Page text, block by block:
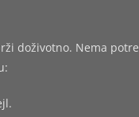
doživotno. Nema